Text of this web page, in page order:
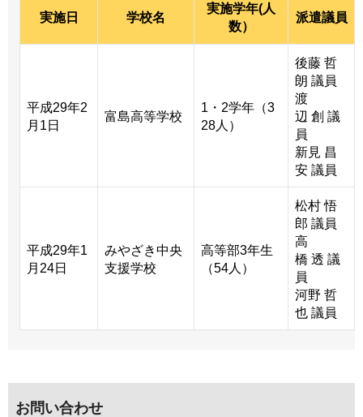
実施日 学校名
実施学年(人
数）
派遣議員
平成29年2
月1日
富島高等学校
1・2学年（3
28人）
後藤 哲
朗 議員
渡
辺 創 議
員
新見 昌
安 議員
平成29年1
月24日
みやざき中央
支援学校
高等部3年生
（54人）
松村 悟
郎 議員
高
橋 透 議
員
河野 哲
也 議員
お問い合わせ